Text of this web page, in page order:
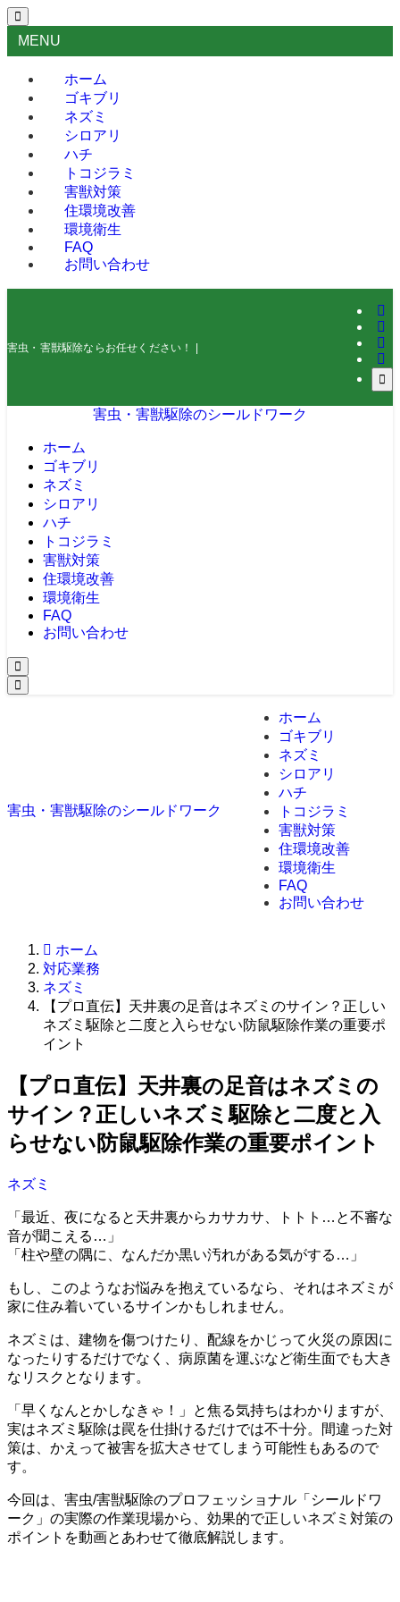
MENU
ホーム
ゴキブリ
ネズミ
シロアリ
ハチ
トコジラミ
害獣対策
住環境改善
環境衛生
FAQ
お問い合わせ
害虫・害獣駆除ならお任せください！ | 害虫・害獣駆除のシールドワーク
害虫・害獣駆除のシールドワーク
ホーム
ゴキブリ
ネズミ
シロアリ
ハチ
トコジラミ
害獣対策
住環境改善
環境衛生
FAQ
お問い合わせ
害虫・害獣駆除のシールドワーク
ホーム
ゴキブリ
ネズミ
シロアリ
ハチ
トコジラミ
害獣対策
住環境改善
環境衛生
FAQ
お問い合わせ
ホーム
対応業務
ネズミ
【プロ直伝】天井裏の足音はネズミのサイン？正しい
ネズミ駆除と二度と入らせない防鼠駆除作業の重要ポ
イント
【プロ直伝】天井裏の足音はネズミの
サイン？正しいネズミ駆除と二度と入
らせない防鼠駆除作業の重要ポイント
ネズミ
「最近、夜になると天井裏からカサカサ、トトト…と不審な
音が聞こえる…」
「柱や壁の隅に、なんだか黒い汚れがある気がする…」
もし、このようなお悩みを抱えているなら、それはネズミが
家に住み着いているサインかもしれません。
ネズミは、建物を傷つけたり、配線をかじって火災の原因に
なったりするだけでなく、病原菌を運ぶなど衛生面でも大き
なリスクとなります。
「早くなんとかしなきゃ！」と焦る気持ちはわかりますが、
実はネズミ駆除は罠を仕掛けるだけでは不十分。間違った対
策は、かえって被害を拡大させてしまう可能性もあるので
す。
今回は、害虫/害獣駆除のプロフェッショナル「シールドワ
ーク」の実際の作業現場から、効果的で正しいネズミ対策の
ポイントを動画とあわせて徹底解説します。